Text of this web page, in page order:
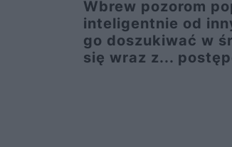
Wbrew pozorom
inteligentnie od
go doszukiwać w
się wraz z...